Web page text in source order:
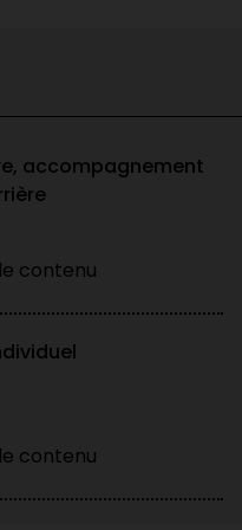
accompagnement
contenu
contenu
vos
grâce à la